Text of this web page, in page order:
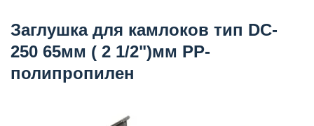
Заглушка для камлоков тип DC-
250 65мм ( 2 1/2")мм PP-
полипропилен